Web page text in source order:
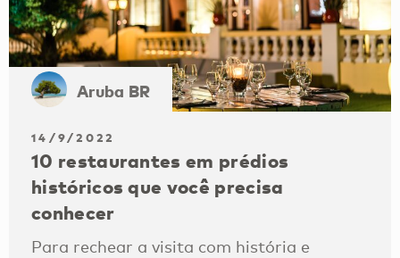
Aruba BR
14/9/2022
10 restaurantes em prédios
históricos que você precisa
conhecer
Para rechear a visita com história e